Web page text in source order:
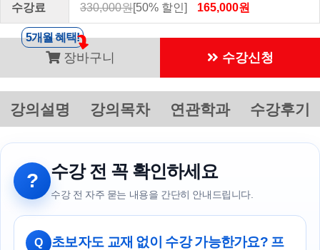
수강료 330,000원[50% 할인] 165,000원
장바구니 수강신청
5개월 혜택!
강의설명 강의목차 연관학과 수강후기
? 수강 전 꼭 확인하세요
수강 전 자주 묻는 내용을 간단히 안내드립니다.
Q
초보자도 교재 없이 수강 가능한가요? 프